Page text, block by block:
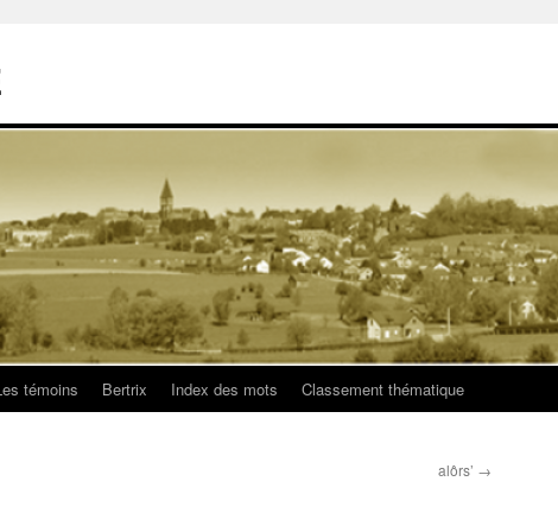
témoins Bertrix Index des mots Classement thématique
alôrs’ →